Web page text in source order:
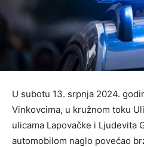
U subotu 13. srpnja 2024.
Vinkovcima, u kružnom toku
ulicama Lapovačke i Ljudevita
automobilom naglo povećao